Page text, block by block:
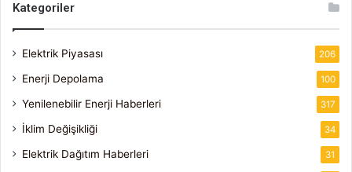
Kategoriler
Elektrik Piyasası 206
Enerji Depolama 100
Yenilenebilir Enerji Haberleri 317
İklim Değişikliği 34
Elektrik Dağıtım Haberleri 31